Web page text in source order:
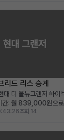
량 소개...
현대 그랜저
리드 리스 승계
대 디 올뉴그랜저 하이
간: 월 839,000원으
) 주요 메리트:
조회 14